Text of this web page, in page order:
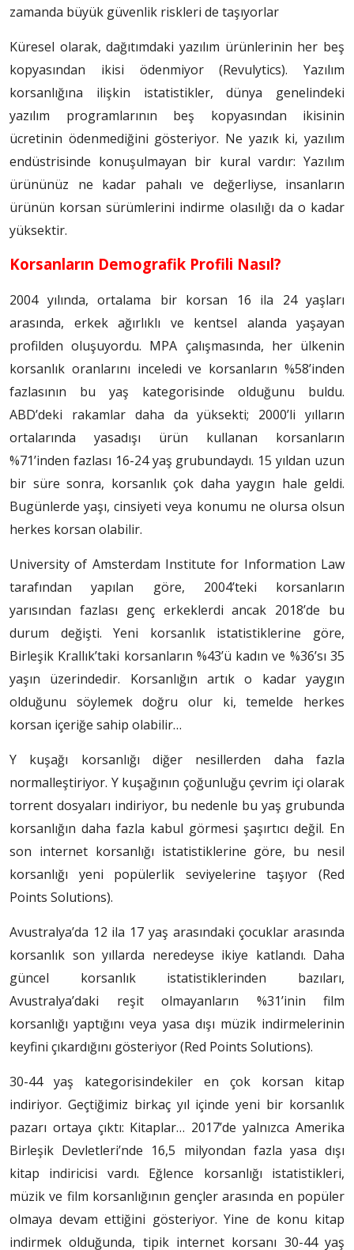
zamanda büyük güvenlik riskleri de taşıyorlar
Küresel olarak, dağıtımdaki yazılım ürünlerinin her beş
kopyasından ikisi ödenmiyor (Revulytics). Yazılım
korsanlığına ilişkin istatistikler, dünya genelindeki
yazılım programlarının beş kopyasından ikisinin
ücretinin ödenmediğini gösteriyor. Ne yazık ki, yazılım
endüstrisinde konuşulmayan bir kural vardır: Yazılım
ürününüz ne kadar pahalı ve değerliyse, insanların
ürünün korsan sürümlerini indirme olasılığı da o kadar
yüksektir.
Korsanların Demografik Profili Nasıl?
2004 yılında, ortalama bir korsan 16 ila 24 yaşları
arasında, erkek ağırlıklı ve kentsel alanda yaşayan
profilden oluşuyordu. MPA çalışmasında, her ülkenin
korsanlık oranlarını inceledi ve korsanların %58’inden
fazlasının bu yaş kategorisinde olduğunu buldu.
ABD’deki rakamlar daha da yüksekti; 2000’li yılların
ortalarında yasadışı ürün kullanan korsanların
%71’inden fazlası 16-24 yaş grubundaydı. 15 yıldan uzun
bir süre sonra, korsanlık çok daha yaygın hale geldi.
Bugünlerde yaşı, cinsiyeti veya konumu ne olursa olsun
herkes korsan olabilir.
University of Amsterdam Institute for Information Law
tarafından yapılan göre, 2004’teki korsanların
yarısından fazlası genç erkeklerdi ancak 2018’de bu
durum değişti. Yeni korsanlık istatistiklerine göre,
Birleşik Krallık’taki korsanların %43’ü kadın ve %36’sı 35
yaşın üzerindedir. Korsanlığın artık o kadar yaygın
olduğunu söylemek doğru olur ki, temelde herkes
korsan içeriğe sahip olabilir…
Y kuşağı korsanlığı diğer nesillerden daha fazla
normalleştiriyor. Y kuşağının çoğunluğu çevrim içi olarak
torrent dosyaları indiriyor, bu nedenle bu yaş grubunda
korsanlığın daha fazla kabul görmesi şaşırtıcı değil. En
son internet korsanlığı istatistiklerine göre, bu nesil
korsanlığı yeni popülerlik seviyelerine taşıyor (Red
Points Solutions).
Avustralya’da 12 ila 17 yaş arasındaki çocuklar arasında
korsanlık son yıllarda neredeyse ikiye katlandı. Daha
güncel korsanlık istatistiklerinden bazıları,
Avustralya’daki reşit olmayanların %31’inin film
korsanlığı yaptığını veya yasa dışı müzik indirmelerinin
keyfini çıkardığını gösteriyor (Red Points Solutions).
30-44 yaş kategorisindekiler en çok korsan kitap
indiriyor. Geçtiğimiz birkaç yıl içinde yeni bir korsanlık
pazarı ortaya çıktı: Kitaplar… 2017’de yalnızca Amerika
Birleşik Devletleri’nde 16,5 milyondan fazla yasa dışı
kitap indiricisi vardı. Eğlence korsanlığı istatistikleri,
müzik ve film korsanlığının gençler arasında en popüler
olmaya devam ettiğini gösteriyor. Yine de konu kitap
indirmek olduğunda, tipik internet korsanı 30-44 yaş